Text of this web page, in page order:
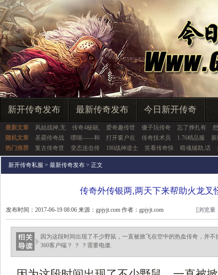
新开传奇发布 最新传奇发布 今日新开传奇
最新文章 风姑战神,无 传奇4秘籍, 爱奇趣传世 傻子玩传奇 忘了挣扎有
随机文章
圣霸传奇战 噗嗤——和 打开窗户在 传奇技术员 1.76精品服
热门推荐
复古传奇世 变态连击传 180战神道士 笑看传奇快 暗魂辅助,话
新开传奇私服 > 最新传奇发布 > 正文
传奇外传银两,两天下来帮助火龙叉
发布时间：2017-06-19 08:06 来源：gpjyjt.com 作者：gpjyjt.com [浏览量
因为这段时间出现了不少野鼠，一直被掀飞在空中的热血传奇，并
360客户端？ ？ ？需要电僵.